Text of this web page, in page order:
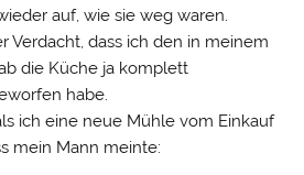
auf, wie sie weg waren.
Verdacht, dass ich den in meinem
die Küche ja komplett
habe.
ich eine neue Mühle vom Einkauf
mein Mann meinte: